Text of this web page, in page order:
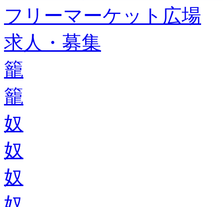
フリーマーケット広場
求人・募集
籠
籠
奴
奴
奴